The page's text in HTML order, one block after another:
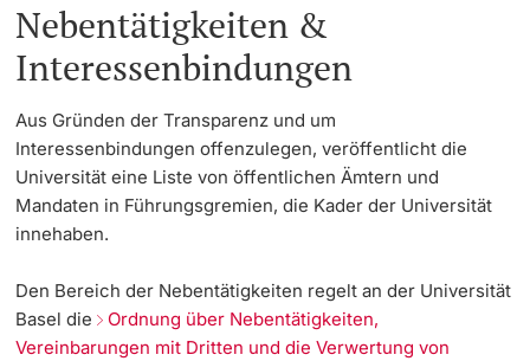
weitere Informationen
Studium
Forschung
Lehre
Weiterbildung
Universität
Porträt
Leitung & Organisation
Administration & Services
Innovation
Fakultäten & Departemente
Netzwerke & Partnerschaften
Junior Campus
SeniorenUni
Uni am Markt
Universitätsbibliothek Basel
Museen & Sammlungen
Botanischer Garten
Nebentätigkeiten &
Interessenbindungen
Aus Gründen der Transparenz und um
Interessenbindungen offenzulegen, veröffentlicht die
Universität eine Liste von öffentlichen Ämtern und
Mandaten in Führungsgremien, die Kader der Universität
innehaben.
Den Bereich der Nebentätigkeiten regelt an der Universität
Basel die Ordnung über Nebentätigkeiten,
Vereinbarungen mit Dritten und die Verwertung von